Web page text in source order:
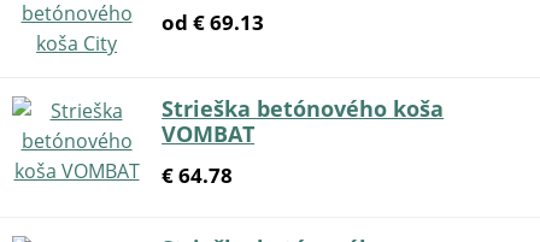
od € 69.13
Strieška betónového koša
VOMBAT
€ 64.78